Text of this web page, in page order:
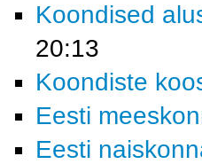
Koondised
20:13
Koondiste
Eesti
Eesti